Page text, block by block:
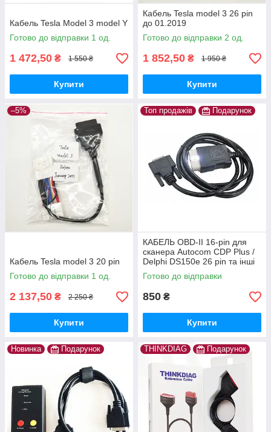
Кабель Tesla Model 3 model Y
Готово до відправки 1 од.
1 472,50 ₴ 1 550 ₴
Купити
Кабель Tesla model 3 26 pin
до 01.2019
Готово до відправки 2 од.
1 852,50 ₴ 1 950 ₴
Купити
–5%
Кабель Tesla model 3 20 pin
Готово до відправки 1 од.
2 137,50 ₴ 2 250 ₴
Купити
Топ продажів Подарунок
КАБЕЛЬ OBD-II 16-pin для
сканера Autocom CDP Plus /
Delphi DS150e 26 pin та інші
Готово до відправки
850 ₴
Купити
Новинка Подарунок THINKDIAG Подарунок